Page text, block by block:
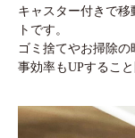
キャスター付きで
トです。
ゴミ捨てやお掃除
事効率もUPするこ